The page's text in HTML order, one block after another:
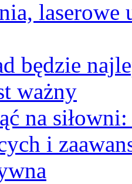
laserowe
będzie
ważny
na
i